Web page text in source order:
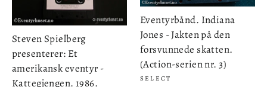
Steven Spielberg
presenterer: Et
amerikansk eventyr -
Kattegjengen. 1986.
Eventyrbånd. Indiana
Jones - Jakten på den
forsvunnede skatten.
(Action-serien nr. 3)
SELECT